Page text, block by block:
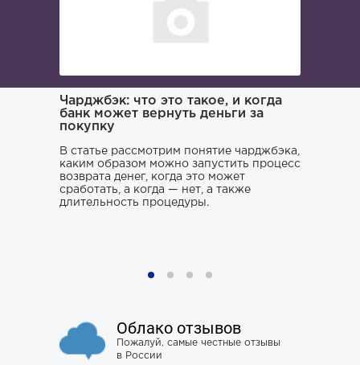
Чарджбэк: что это такое, и когда
банк может вернуть деньги за
покупку
В статье рассмотрим понятие чарджбэка,
каким образом можно запустить процесс
возврата денег, когда это может
сработать, а когда — нет, а также
длительность процедуры.
Облако отзывов
Пожалуй, самые честные отзывы
в России